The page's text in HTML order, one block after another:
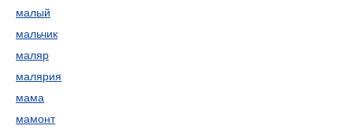
малый
мальчик
маляр
малярия
мама
мамонт